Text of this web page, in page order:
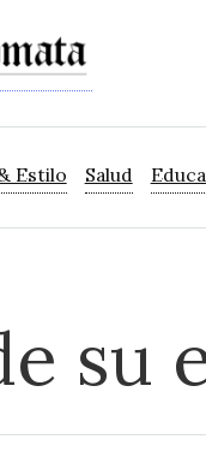
Estilo Salud
su